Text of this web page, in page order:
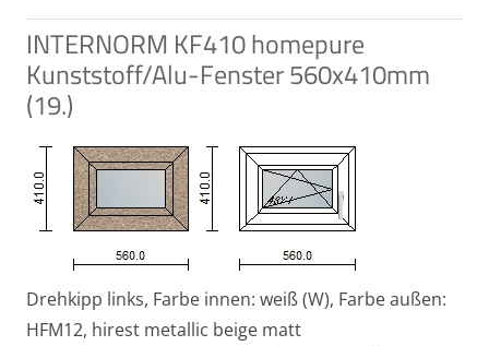
INTERNORM KF410 homepure
Kunststoff/Alu-Fenster 560x410mm
(19.)
Drehkipp links, Farbe innen: weiß (W), Farbe außen:
HFM12, hirest metallic beige matt